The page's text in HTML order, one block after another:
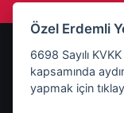
Özel Erdemli
6698 Sayılı
kapsamında
yapmak için